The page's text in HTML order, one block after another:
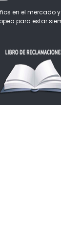
en el mercado
para estar